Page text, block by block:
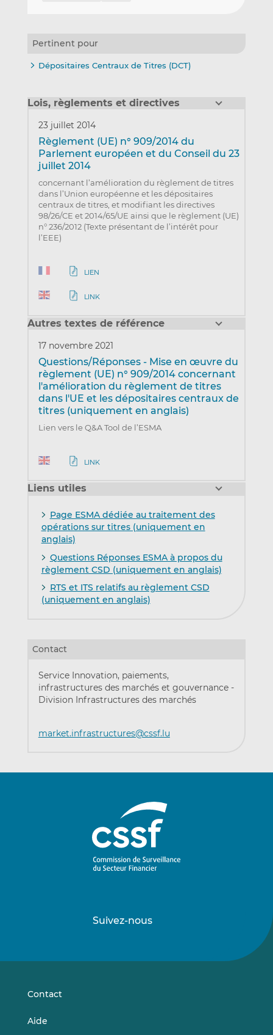
Pertinent pour
Dépositaires Centraux de Titres (DCT)
Lois, règlements et directives
23 juillet 2014
Règlement (UE) n° 909/2014 du
Parlement européen et du Conseil du 23
juillet 2014
concernant l’amélioration du règlement de titres
dans l’Union européenne et les dépositaires
centraux de titres, et modifiant les directives
98/26/CE et 2014/65/UE ainsi que le règlement (UE)
n° 236/2012 (Texte présentant de l’intérêt pour
l’EEE)
LIEN
LINK
Autres textes de référence
17 novembre 2021
Questions/Réponses - Mise en œuvre du
règlement (UE) n° 909/2014 concernant
l'amélioration du règlement de titres
dans l'UE et les dépositaires centraux de
titres (uniquement en anglais)
Lien vers le Q&A Tool de l’ESMA
LINK
Liens utiles
Page ESMA dédiée au traitement des
opérations sur titres (uniquement en
anglais)
Questions Réponses ESMA à propos du
règlement CSD (uniquement en anglais)
RTS et ITS relatifs au règlement CSD
(uniquement en anglais)
Contact
Service Innovation, paiements,
infrastructures des marchés et gouvernance -
Division Infrastructures des marchés
market.infrastructures@cssf.lu
Suivez-nous
sursur
Contact
Aide